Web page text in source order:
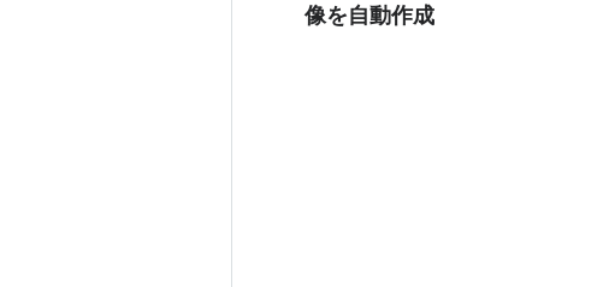
像を自動作成